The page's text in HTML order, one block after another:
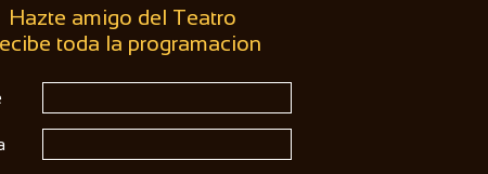
Hazte amigo del Teatro
toda la programacion